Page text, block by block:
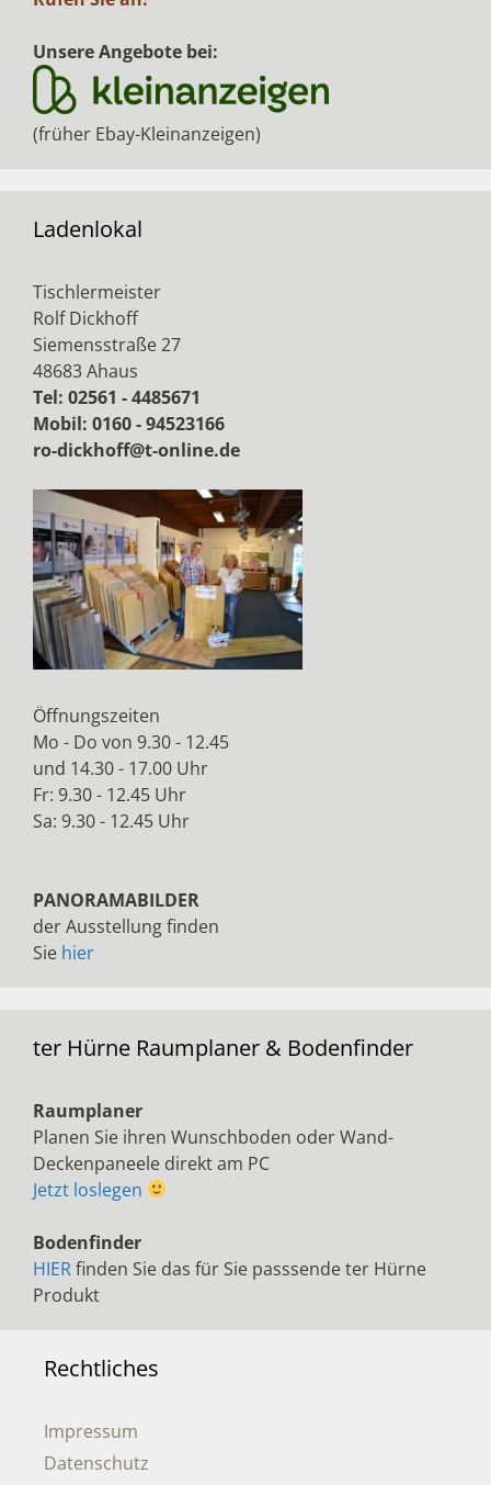
Unsere Angebote bei:
(früher Ebay-Kleinanzeigen)
Ladenlokal
Tischlermeister
Rolf Dickhoff
Siemensstraße 27
48683 Ahaus
Tel: 02561 - 4485671
Mobil: 0160 - 94523166
ro-dickhoff@t-online.de
Öffnungszeiten
Mo - Do von 9.30 - 12.45
und 14.30 - 17.00 Uhr
Fr: 9.30 - 12.45 Uhr
Sa: 9.30 - 12.45 Uhr
PANORAMABILDER
der Ausstellung finden
Sie hier
ter Hürne Raumplaner & Bodenfinder
Raumplaner
Planen Sie ihren Wunschboden oder Wand-
Deckenpaneele direkt am PC
Jetzt loslegen
Bodenfinder
HIERfinden Sie das für Sie passsende ter Hürne
Produkt
Rechtliches
Impressum
Datenschutz